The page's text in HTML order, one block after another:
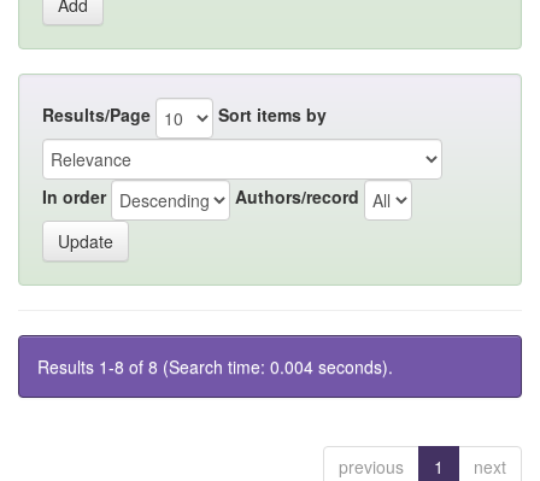
Results/Page Sort items by
In order Authors/record
Results 1-8 of 8 (Search time: 0.004 seconds).
previous 1 next